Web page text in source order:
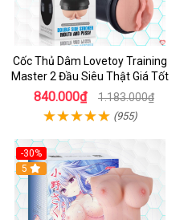
Cốc Thủ Dâm Lovetoy Training
Master 2 Đầu Siêu Thật Giá Tốt
840.000₫ 1.183.000₫
(955)
-30%
Hot
5